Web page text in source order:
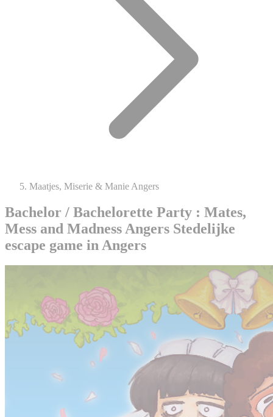
Maatjes, Miserie & Manie Angers
Bachelor / Bachelorette Party : Mates,
Mess and Madness Angers Stedelijke
escape game in Angers